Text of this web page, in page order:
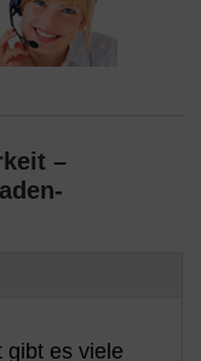
–
gibt es viele